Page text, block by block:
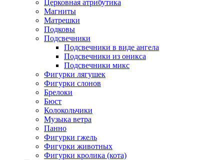
Церковная атрибутика
Магниты
Матрешки
Подковы
Подсвечники
Подсвечники в виде ангела
Подсвечники из оникса
Подсвечники микс
Фигурки лягушек
Фигурки слонов
Брелоки
Бюст
Колокольчики
Музыка ветра
Панно
Фигурки гжель
Фигурки животных
Фигурки кролика (кота)